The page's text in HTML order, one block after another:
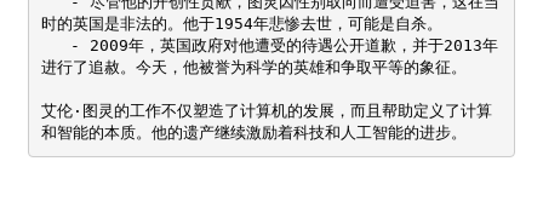
时的英国是非法的。他于1954年悲惨去世，可能是自杀。
进行了追赦。今天，他被誉为科学的英雄和争取平等的象征。
艾伦·图灵的工作不仅塑造了计算机的发展，而且帮助定义了计算
和智能的本质。他的遗产继续激励着科技和人工智能的进步。